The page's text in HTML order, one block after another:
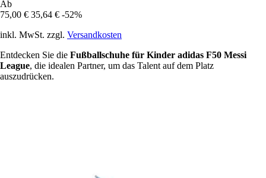
Ab
75,00 € 35,64 € -52%
inkl. MwSt. zzgl. Versandkosten
Entdecken Sie die Fußballschuhe für Kinder adidas F50 Messi
League, die idealen Partner, um das Talent auf dem Platz
auszudrücken.